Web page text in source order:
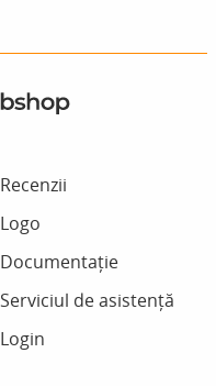
Recenzii
Logo
Documentație
Serviciul de asistență
Login